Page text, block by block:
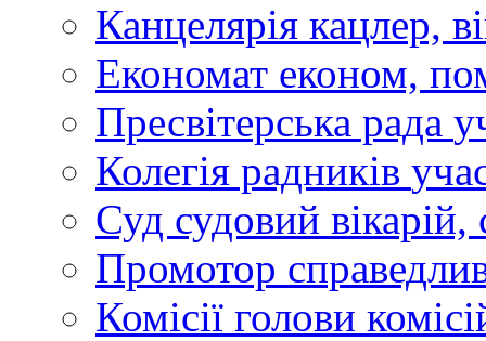
Канцелярія кацлер,
Економат економ,
Пресвітерська рада
Колегія радників
Суд судовий вікарій,
Промотор
Комісії голови